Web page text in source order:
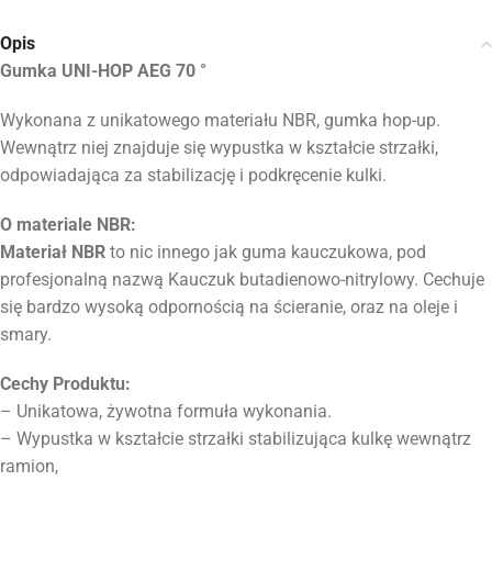
Opis
Gumka UNI-HOP AEG 70 °
Wykonana z unikatowego materiału NBR, gumka hop-up.
Wewnątrz niej znajduje się wypustka w kształcie strzałki,
odpowiadająca za stabilizację i podkręcenie kulki.
O materiale NBR:
Materiał NBR to nic innego jak guma kauczukowa, pod
profesjonalną nazwą Kauczuk butadienowo-nitrylowy. Cechuje
się bardzo wysoką odpornością na ścieranie, oraz na oleje i
smary.
Cechy Produktu:
– Unikatowa, żywotna formuła wykonania.
– Wypustka w kształcie strzałki stabilizująca kulkę wewnątrz
ramion,